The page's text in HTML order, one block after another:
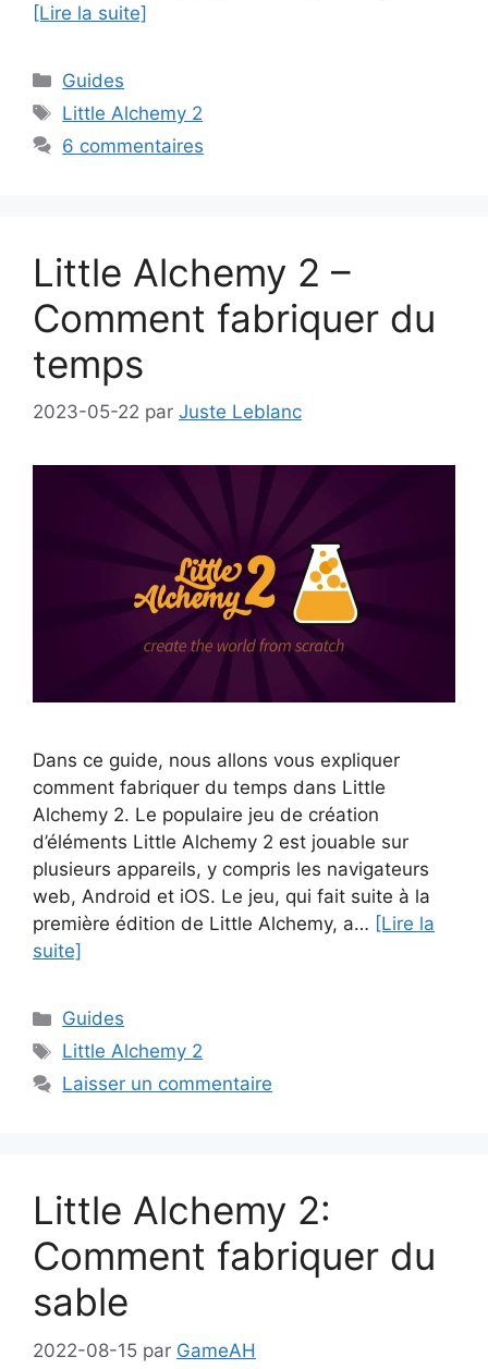
[Lire la suite]
Catégories
Guides
Étiquettes
Little Alchemy 2
6 commentaires
Little Alchemy 2 –
Comment fabriquer du
temps
2023-05-22 par Juste Leblanc
Dans ce guide, nous allons vous expliquer
comment fabriquer du temps dans Little
Alchemy 2. Le populaire jeu de création
d’éléments Little Alchemy 2 est jouable sur
plusieurs appareils, y compris les navigateurs
web, Android et iOS. Le jeu, qui fait suite à la
première édition de Little Alchemy, a… [Lire la
suite]
Catégories
Guides
Étiquettes
Little Alchemy 2
Laisser un commentaire
Little Alchemy 2:
Comment fabriquer du
sable
2022-08-15 par GameAH